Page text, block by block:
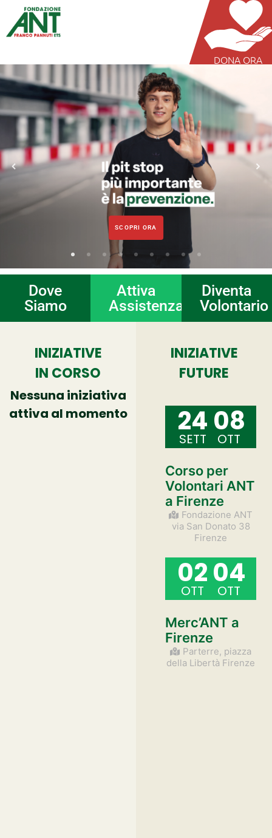
DONA ORA
SCOPRI ORA
Dove
Siamo
Attiva
Assistenza
Diventa
Volontario
INIZIATIVE
IN CORSO
Nessuna iniziativa
attiva al momento
INIZIATIVE
FUTURE
24
SETT
08
OTT
Corso per
Volontari ANT
a Firenze
Fondazione ANT
via San Donato 38
Firenze
02
OTT
04
OTT
Merc’ANT a
Firenze
Parterre, piazza
della Libertà Firenze